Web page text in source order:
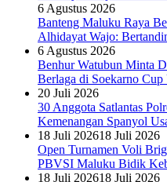
6 Agustus 2026
Banteng Maluku Raya
Alhidayat Wajo:
6 Agustus 2026
Benhur Watubun Minta
Berlaga di Soekarno
20 Juli 2026
30 Anggota Satlantas
Kemenangan Spanyol
18 Juli 202618 Juli 2026
Open Turnamen Voli
PBVSI Maluku Bidik
18 Juli 202618 Juli 2026